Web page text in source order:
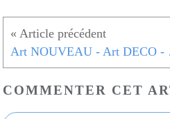
Art
COMMENTER CET